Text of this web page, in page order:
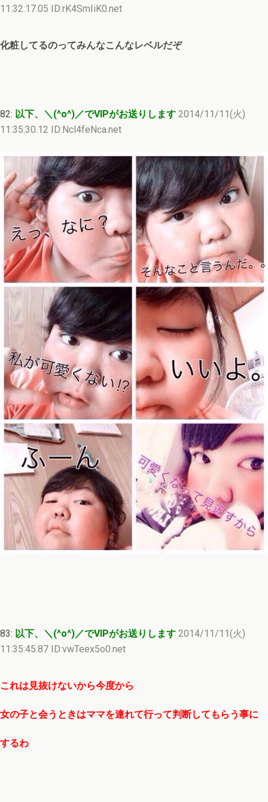
11:32:17.05 ID:rK4SmIiK0.net
化粧してるのってみんなこんなレベルだぞ
82: 以下、＼(^o^)／でVIPがお送りします 2014/11/11(火)
11:35:30.12 ID:Ncl4feNca.net
83: 以下、＼(^o^)／でVIPがお送りします 2014/11/11(火)
11:35:45.87 ID:vwTeex5o0.net
これは見抜けないから今度から
女の子と会うときはママを連れて行って判断してもらう事に
するわ